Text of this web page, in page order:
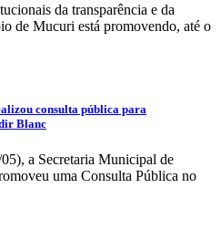
da transparência e da
de Mucuri está promovendo, até o
consulta pública para
Blanc
a Secretaria Municipal de
uma Consulta Pública no